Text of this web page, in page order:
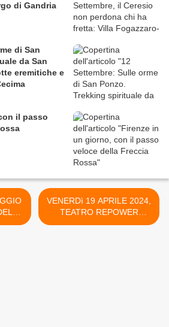
di Gandria
di San
da San
eremitiche e
il passo
...
VENERDì 19 APRILE 2024,
TEATRO REPOWER
MILANO: ABBA DREAM >